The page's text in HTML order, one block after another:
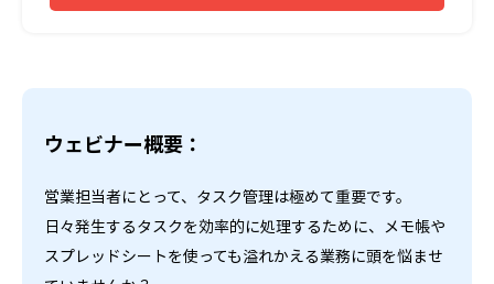
ウェビナー概要：
営業担当者にとって、タスク管理は極めて重要です。
日々発生するタスクを効率的に処理するために、メモ帳や
スプレッドシートを使っても溢れかえる業務に頭を悩ませ